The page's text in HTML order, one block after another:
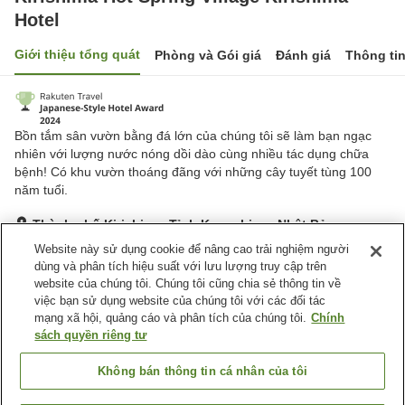
Hotel
Giới thiệu tổng quát Phòng và Gói giá Đánh giá Thông
Bồn tắm sân vườn bằng đá lớn của chúng tôi sẽ làm bạn ngạc
nhiên với lượng nước nóng dồi dào cùng nhiều tác dụng chữa
bệnh! Có khu vườn thoáng đãng với những cây tuyết tùng 100
năm tuổi.
Thành phố Kirishima, Tỉnh Kagoshima, Nhật Bản
Hiển thị trên bản đồ
Tuyệt vời Đánh giá:85lượt
Tiện nghi chỗ nghỉ
Bãi đỗ xe
Xông hơi
Nhà hàng
Website này sử dụng cookie để nâng cao trải nghiệm người
dùng và phân tích hiệu suất với lưu lượng truy cập trên
website của chúng tôi. Chúng tôi cũng chia sẻ thông tin về
việc bạn sử dụng website của chúng tôi với các đối tác
mạng xã hội, quảng cáo và phân tích của chúng tôi. Chính
sách quyền riêng tư
Không bán thông tin cá nhân của tôi